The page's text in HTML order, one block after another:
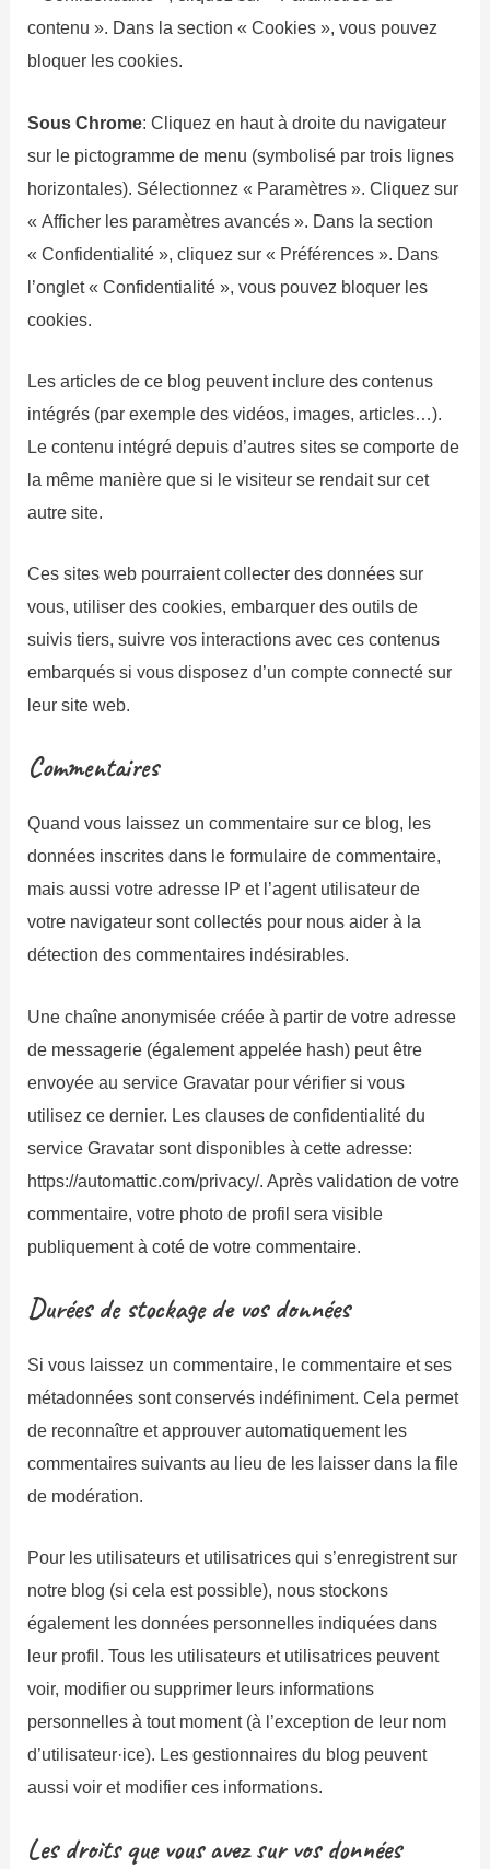
contenu ». Dans la section « Cookies », vous pouvez
bloquer les cookies.
Sous Chrome: Cliquez en haut à droite du navigateur
sur le pictogramme de menu (symbolisé par trois lignes
horizontales). Sélectionnez « Paramètres ». Cliquez sur
« Afficher les paramètres avancés ». Dans la section
« Confidentialité », cliquez sur « Préférences ». Dans
l’onglet « Confidentialité », vous pouvez bloquer les
cookies.
Les articles de ce blog peuvent inclure des contenus
intégrés (par exemple des vidéos, images, articles…).
Le contenu intégré depuis d’autres sites se comporte de
la même manière que si le visiteur se rendait sur cet
autre site.
Ces sites web pourraient collecter des données sur
vous, utiliser des cookies, embarquer des outils de
suivis tiers, suivre vos interactions avec ces contenus
embarqués si vous disposez d’un compte connecté sur
leur site web.
Commentaires
Quand vous laissez un commentaire sur ce blog, les
données inscrites dans le formulaire de commentaire,
mais aussi votre adresse IP et l’agent utilisateur de
votre navigateur sont collectés pour nous aider à la
détection des commentaires indésirables.
Une chaîne anonymisée créée à partir de votre adresse
de messagerie (également appelée hash) peut être
envoyée au service Gravatar pour vérifier si vous
utilisez ce dernier. Les clauses de confidentialité du
service Gravatar sont disponibles à cette adresse:
https://automattic.com/privacy/. Après validation de votre
commentaire, votre photo de profil sera visible
publiquement à coté de votre commentaire.
Durées de stockage de vos données
Si vous laissez un commentaire, le commentaire et ses
métadonnées sont conservés indéfiniment. Cela permet
de reconnaître et approuver automatiquement les
commentaires suivants au lieu de les laisser dans la file
de modération.
Pour les utilisateurs et utilisatrices qui s’enregistrent sur
notre blog (si cela est possible), nous stockons
également les données personnelles indiquées dans
leur profil. Tous les utilisateurs et utilisatrices peuvent
voir, modifier ou supprimer leurs informations
personnelles à tout moment (à l’exception de leur nom
d’utilisateur·ice). Les gestionnaires du blog peuvent
aussi voir et modifier ces informations.
Les droits que vous avez sur vos données